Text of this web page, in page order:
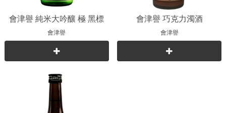
會津譽 純米大吟釀 極 黑標
會津譽
會津譽 巧克力濁酒
會津譽